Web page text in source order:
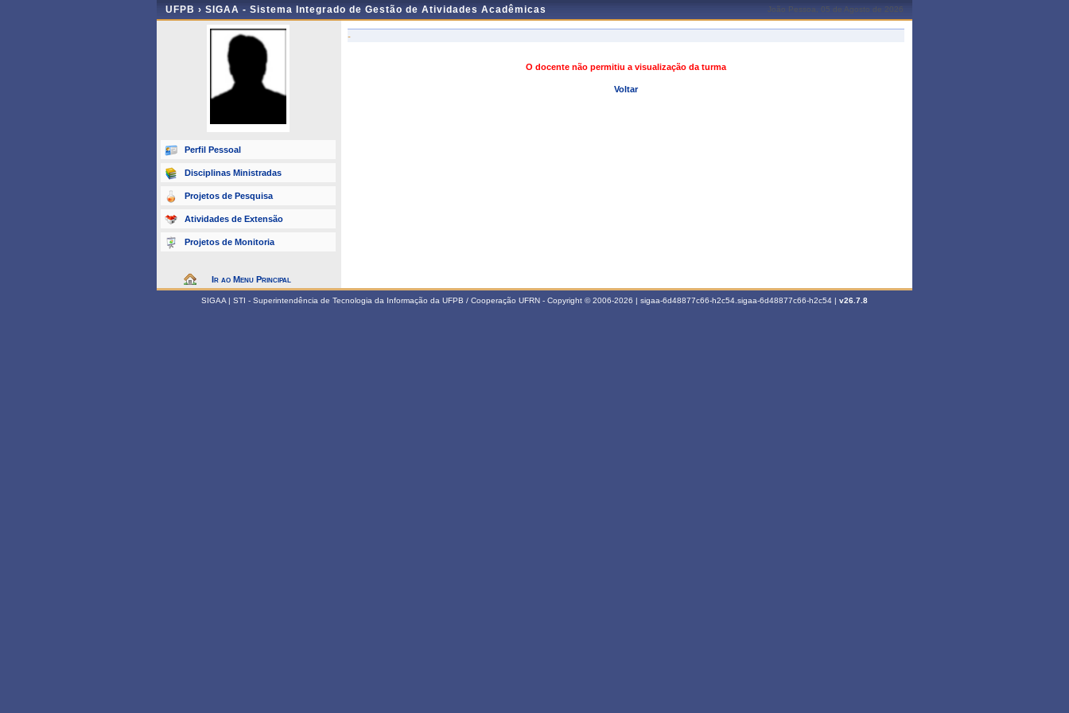
UFPB › SIGAA - Sistema Integrado de Gestão de Atividades Acadêmicas João Pessoa, 05 de Agosto de 2026
Perfil Pessoal
Disciplinas Ministradas
Projetos de Pesquisa
Atividades de Extensão
Projetos de Monitoria
Ir ao Menu Principal
-
O docente não permitiu a visualização da turma
Voltar
SIGAA | STI - Superintendência de Tecnologia da Informação da UFPB / Cooperação UFRN - Copyright © 2006-2026 | sigaa-6d48877c66-h2c54.sigaa-6d48877c66-h2c54 | v26.7.8